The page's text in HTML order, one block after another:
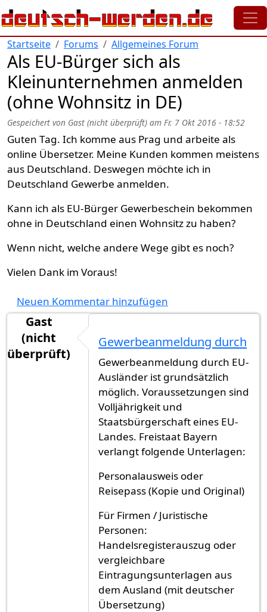
Direkt zum Inhalt
Startseite Forums Allgemeines Forum
Als EU-Bürger sich als
Kleinunternehmen anmelden
(ohne Wohnsitz in DE)
Gespeichert von Gast (nicht überprüft) am Fr. 7 Okt 2016 - 18:52
Guten Tag. Ich komme aus Prag und arbeite als
online Übersetzer. Meine Kunden kommen meistens
aus Deutschland. Deswegen möchte ich in
Deutschland Gewerbe anmelden.
Kann ich als EU-Bürger Gewerbeschein bekommen
ohne in Deutschland einen Wohnsitz zu haben?
Wenn nicht, welche andere Wege gibt es noch?
Vielen Dank im Voraus!
Neuen Kommentar hinzufügen
Gast
(nicht
überprüft)
Gewerbeanmeldung durch
Gewerbeanmeldung durch EU-
Ausländer ist grundsätzlich
möglich. Voraussetzungen sind
Volljährigkeit und
Staatsbürgerschaft eines EU-
Landes. Freistaat Bayern
verlangt folgende Unterlagen:
Personalausweis oder
Reisepass (Kopie und Original)
Für Firmen / Juristische
Personen:
Handelsregisterauszug oder
vergleichbare
Eintragungsunterlagen aus
dem Ausland (mit deutscher
Übersetzung)